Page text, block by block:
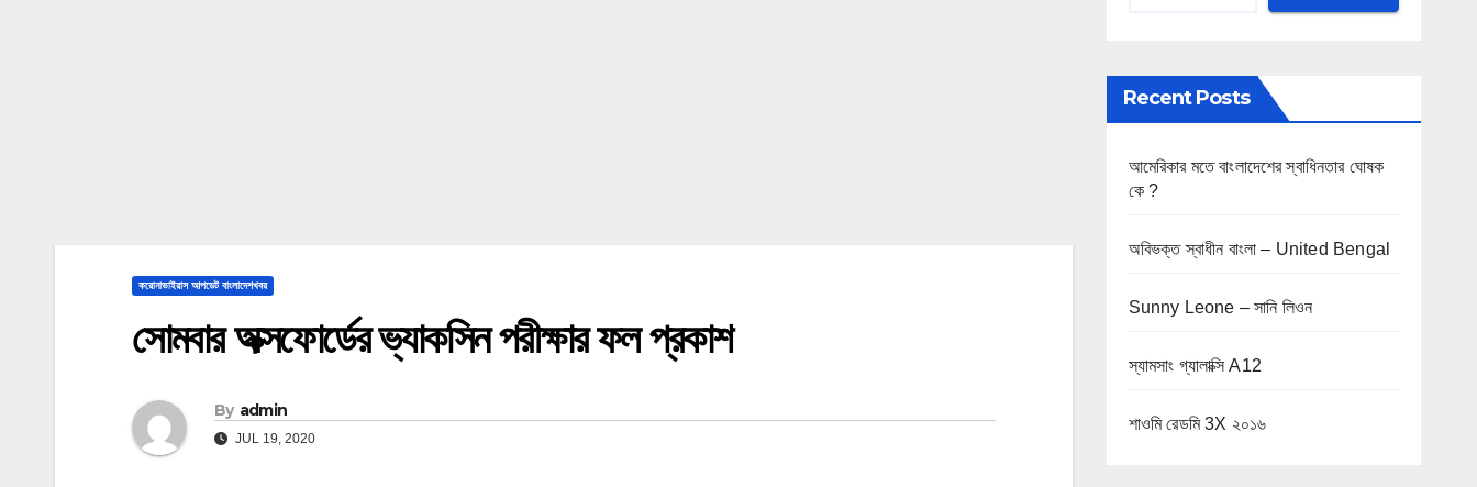
করোনাভাইরাস আপডেট বাংলাদেশখবর
সোমবার অক্সফোর্ডের ভ্যাকসিন পরীক্ষার ফল প্রকাশ
By admin
JUL 19, 2020
Recent Posts
আমেরিকার মতে বাংলাদেশের স্বাধিনতার ঘোষক
কে ?
অবিভক্ত স্বাধীন বাংলা – United Bengal
Sunny Leone – সানি লিওন
স্যামসাং গ্যালাক্সি A12
শাওমি রেডমি 3X ২০১৬